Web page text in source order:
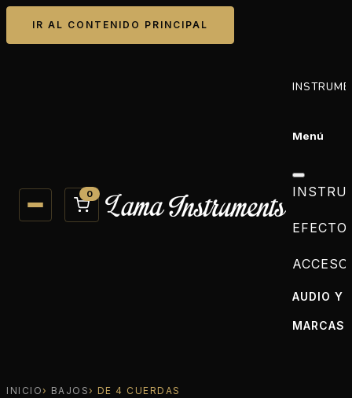
IR AL CONTENIDO PRINCIPAL
0
Menú
AUDIO Y
MARCAS
INICIO BAJOS DE 4 CUERDAS